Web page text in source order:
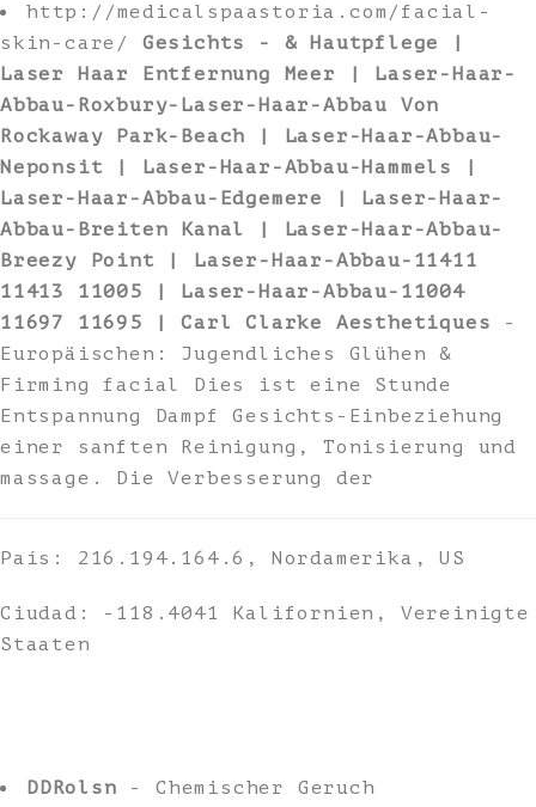
http://medicalspaastoria.com/facial-
skin-care/ Gesichts - & Hautpflege |
Laser Haar Entfernung Meer | Laser-Haar-
Abbau-Roxbury-Laser-Haar-Abbau Von
Rockaway Park-Beach | Laser-Haar-Abbau-
Neponsit | Laser-Haar-Abbau-Hammels |
Laser-Haar-Abbau-Edgemere | Laser-Haar-
Abbau-Breiten Kanal | Laser-Haar-Abbau-
Breezy Point | Laser-Haar-Abbau-11411
11413 11005 | Laser-Haar-Abbau-11004
11697 11695 | Carl Clarke Aesthetiques -
Europäischen: Jugendliches Glühen &
Firming facial Dies ist eine Stunde
Entspannung Dampf Gesichts-Einbeziehung
einer sanften Reinigung, Tonisierung und
massage. Die Verbesserung der
País: 216.194.164.6, Nordamerika, US
Ciudad: -118.4041 Kalifornien, Vereinigte
Staaten
DDRolsn - Chemischer Geruch